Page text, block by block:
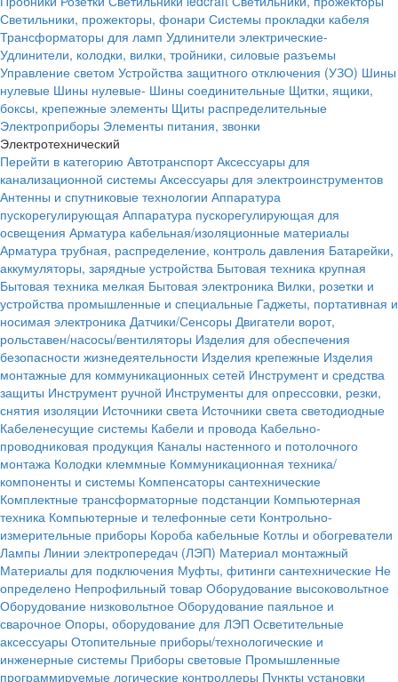
Светильники, прожекторы, фонари Системы прокладки кабеля
Трансформаторы для ламп Удлинители электрические-
Удлинители, колодки, вилки, тройники, силовые разъемы
Управление светом Устройства защитного отключения (УЗО) Шины
нулевые Шины нулевые- Шины соединительные Щитки, ящики,
боксы, крепежные элементы Щиты распределительные
Электроприборы Элементы питания, звонки
Электротехнический
Перейти в категорию Автотранспорт Аксессуары для
канализационной системы Аксессуары для электроинструментов
Антенны и спутниковые технологии Аппаратура
пускорегулирующая Аппаратура пускорегулирующая для
освещения Арматура кабельная/изоляционные материалы
Арматура трубная, распределение, контроль давления Батарейки,
аккумуляторы, зарядные устройства Бытовая техника крупная
Бытовая техника мелкая Бытовая электроника Вилки, розетки и
устройства промышленные и специальные Гаджеты, портативная и
носимая электроника Датчики/Сенсоры Двигатели ворот,
рольставен/насосы/вентиляторы Изделия для обеспечения
безопасности жизнедеятельности Изделия крепежные Изделия
монтажные для коммуникационных сетей Инструмент и средства
защиты Инструмент ручной Инструменты для опрессовки, резки,
снятия изоляции Источники света Источники света светодиодные
Кабеленесущие системы Кабели и провода Кабельно-
проводниковая продукция Каналы настенного и потолочного
монтажа Колодки клеммные Коммуникационная техника/
компоненты и системы Компенсаторы сантехнические
Комплектные трансформаторные подстанции Компьютерная
техника Компьютерные и телефонные сети Контрольно-
измерительные приборы Короба кабельные Котлы и обогреватели
Лампы Линии электропередач (ЛЭП) Материал монтажный
Материалы для подключения Муфты, фитинги сантехнические Не
определено Непрофильный товар Оборудование высоковольтное
Оборудование низковольтное Оборудование паяльное и
сварочное Опоры, оборудование для ЛЭП Осветительные
аксессуары Отопительные приборы/технологические и
инженерные системы Приборы световые Промышленные
программируемые логические контроллеры Пункты установки